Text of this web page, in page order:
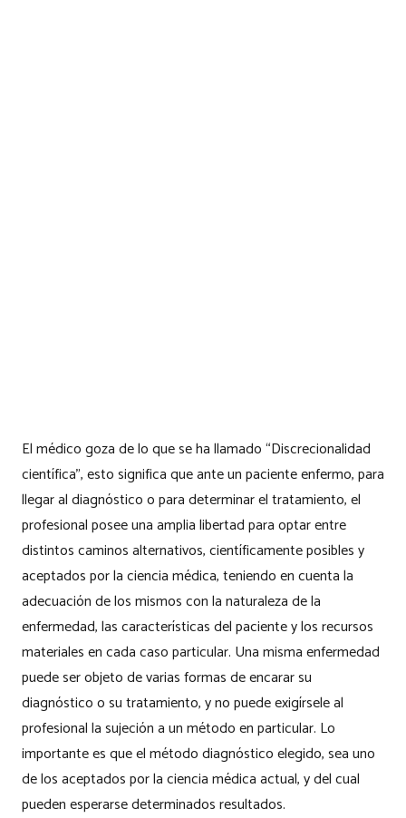
El médico goza de lo que se ha llamado “Discrecionalidad
científica”, esto significa que ante un paciente enfermo, para
llegar al diagnóstico o para determinar el tratamiento, el
profesional posee una amplia libertad para optar entre
distintos caminos alternativos, científicamente posibles y
aceptados por la ciencia médica, teniendo en cuenta la
adecuación de los mismos con la naturaleza de la
enfermedad, las características del paciente y los recursos
materiales en cada caso particular. Una misma enfermedad
puede ser objeto de varias formas de encarar su
diagnóstico o su tratamiento, y no puede exigírsele al
profesional la sujeción a un método en particular. Lo
importante es que el método diagnóstico elegido, sea uno
de los aceptados por la ciencia médica actual, y del cual
pueden esperarse determinados resultados.